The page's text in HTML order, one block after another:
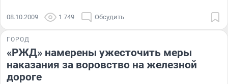
08.10.2009 1 749 Обсудить
ГОРОД
«РЖД» намерены ужесточить меры
наказания за воровство на железной
дороге